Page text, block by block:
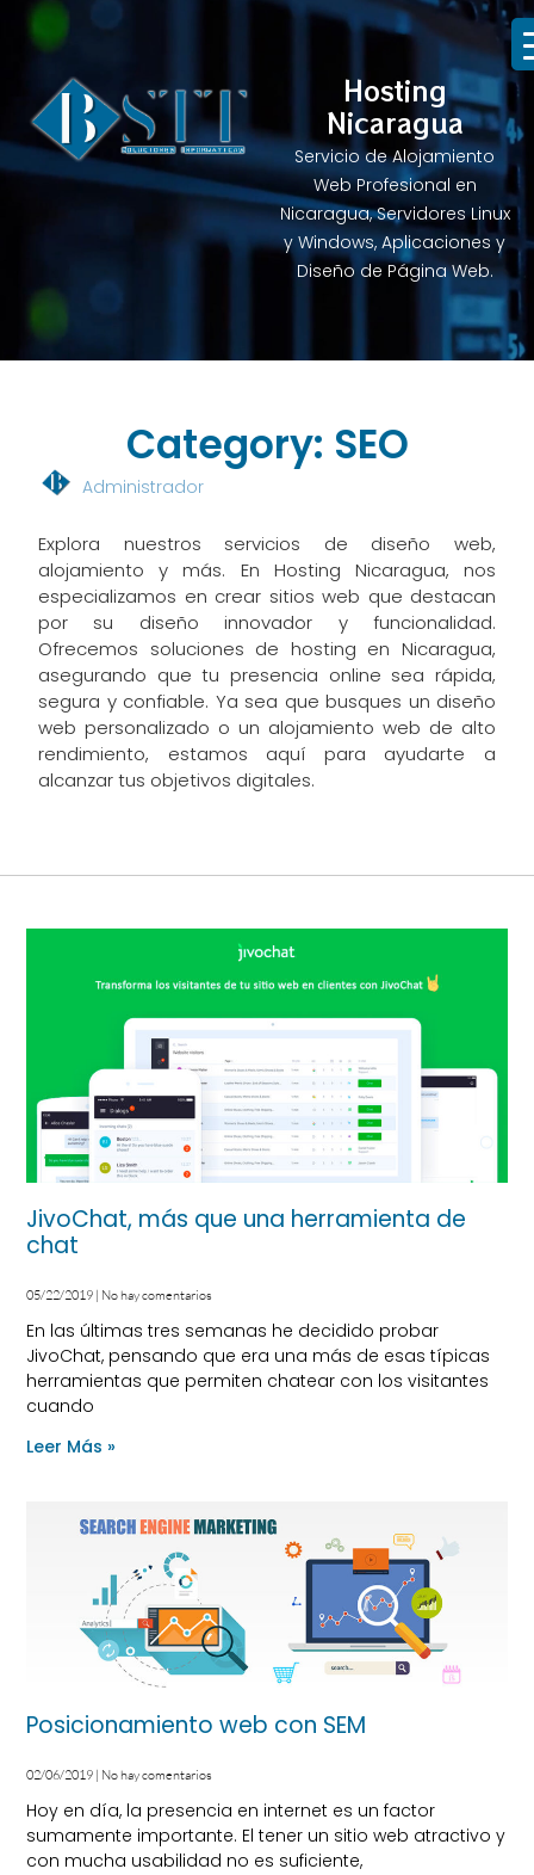
Hosting
Nicaragua
Servicio de Alojamiento
Web Profesional en
Nicaragua, Servidores Linux
y Windows, Aplicaciones y
Diseño de Página Web.
Category: SEO
Administrador
Explora nuestros servicios de diseño web,
alojamiento y más. En Hosting Nicaragua, nos
especializamos en crear sitios web que destacan
por su diseño innovador y funcionalidad.
Ofrecemos soluciones de hosting en Nicaragua,
asegurando que tu presencia online sea rápida,
segura y confiable. Ya sea que busques un diseño
web personalizado o un alojamiento web de alto
rendimiento, estamos aquí para ayudarte a
alcanzar tus objetivos digitales.
JivoChat, más que una herramienta de
chat
05/22/2019 No hay comentarios
En las últimas tres semanas he decidido probar
JivoChat, pensando que era una más de esas típicas
herramientas que permiten chatear con los visitantes
cuando
Leer Más »
Posicionamiento web con SEM
02/06/2019 No hay comentarios
Hoy en día, la presencia en internet es un factor
sumamente importante. El tener un sitio web atractivo y
con mucha usabilidad no es suficiente,